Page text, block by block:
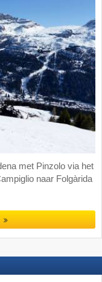
met Pinzolo via het
naar Folgàrida